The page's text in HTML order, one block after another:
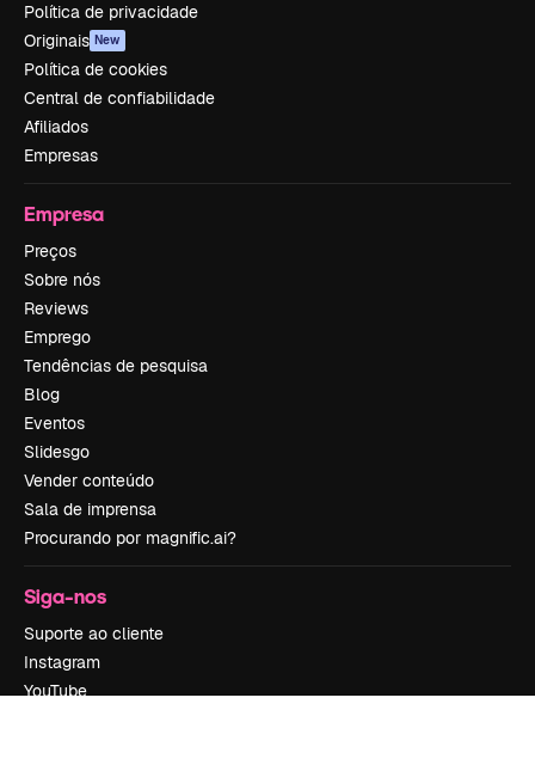
Política de privacidade
Originais New
Política de cookies
Central de confiabilidade
Afiliados
Empresas
Empresa
Preços
Sobre nós
Reviews
Emprego
Tendências de pesquisa
Blog
Eventos
Slidesgo
Vender conteúdo
Sala de imprensa
Procurando por magnific.ai?
Siga-nos
Suporte ao cliente
Instagram
YouTube